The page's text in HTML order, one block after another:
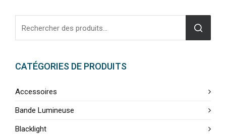
CATÉGORIES DE PRODUITS
Accessoires
Bande Lumineuse
Blacklight